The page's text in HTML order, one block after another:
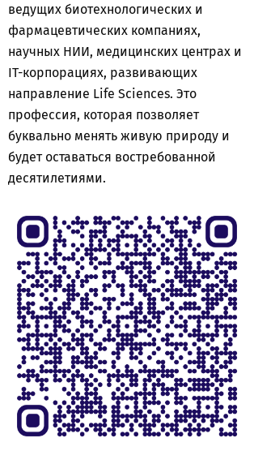
ведущих биотехнологических и
фармацевтических компаниях,
научных НИИ, медицинских центрах и
IT-корпорациях, развивающих
направление Life Sciences. Это
профессия, которая позволяет
буквально менять живую природу и
будет оставаться востребованной
десятилетиями.